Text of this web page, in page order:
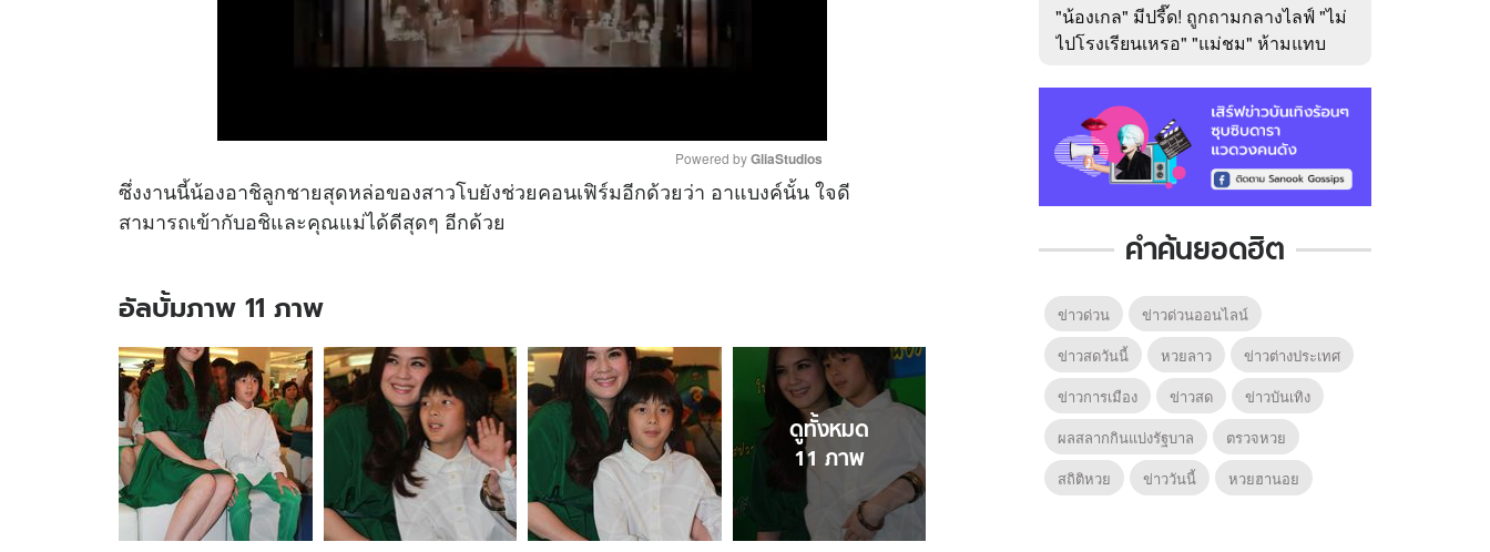
Powered by GliaStudios
ซึ่งงานนี้น้องอาชิลูกชายสุดหล่อของสาวโบยังช่วยคอนเฟิร์มอีกด้วยว่า อาแบงค์นั้น ใจดี
สามารถเข้ากับอชิและคุณแม่ได้ดีสุดๆ อีกด้วย
อัลบั้มภาพ 11 ภาพ
อัลบั้ม
ภาพ
11
ภาพ
ของ
โบ
คบ
แบงค์
ไม่
ดูทั้งหมด
11 ภาพ
"น้องเกล" มีปรี๊ด! ถูกถามกลางไลฟ์ "ไม่
ไปโรงเรียนเหรอ" "แม่ชม" ห้ามแทบ
คำค้นยอดฮิต
ข่าวด่วน
ข่าวด่วนออนไลน์
ข่าวสดวันนี้
หวยลาว
ข่าวต่างประเทศ
ข่าวการเมือง
ข่าวสด
ข่าวบันเทิง
ผลสลากกินแบ่งรัฐบาล
ตรวจหวย
สถิติหวย
ข่าววันนี้ หวยฮานอย